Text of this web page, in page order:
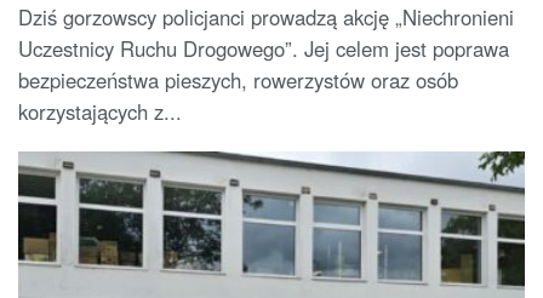
Dziś gorzowscy policjanci prowadzą akcję „Niechronieni
Uczestnicy Ruchu Drogowego”. Jej celem jest poprawa
bezpieczeństwa pieszych, rowerzystów oraz osób
korzystających z...